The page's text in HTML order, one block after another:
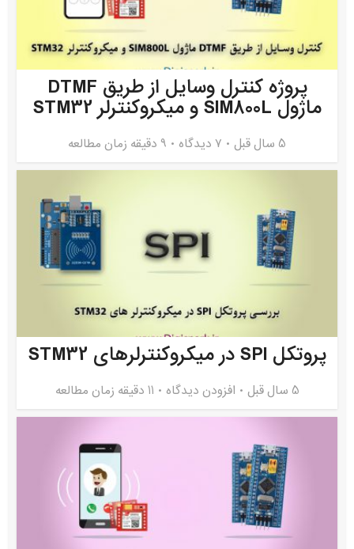
پروژه کنترل وسایل از طریق DTMF
ماژول SIM800L و میکروکنترلر STM32
5 سال قبل ۷ دیدگاه 9 دقیقه زمان مطالعه
پروتکل SPI در میکروکنترلرهای STM32
5 سال قبل افزودن دیدگاه 11 دقیقه زمان مطالعه